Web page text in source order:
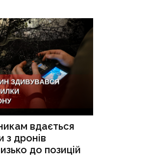
вдається
з дронів
до позицій